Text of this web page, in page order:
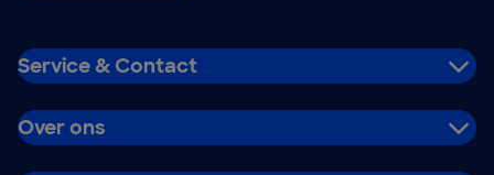
Service & Contact
Over ons